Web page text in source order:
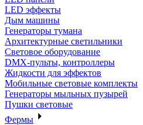
LED эффекты
Дым машины
Генераторы тумана
Архитектурные светильники
Световое оборудование
DMX-пульты, контроллеры
Жидкости для эффектов
Мобильные световые комплекты
Генераторы мыльных пузырей
Пушки световые
Фермы